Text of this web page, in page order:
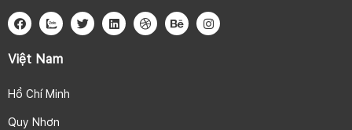
Việt Nam
Hồ Chí Minh
Quy Nhơn